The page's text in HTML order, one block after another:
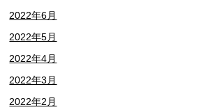
2022年6月
2022年5月
2022年4月
2022年3月
2022年2月